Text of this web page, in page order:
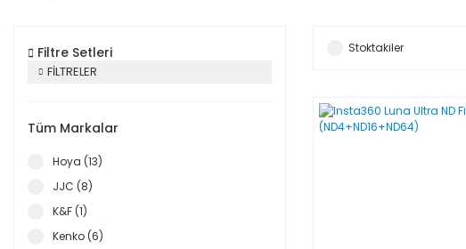
Filtre Setleri
FİLTRELER
Tüm Markalar
Hoya (13)
JJC (8)
K&F (1)
Kenko (6)
Stoktakiler